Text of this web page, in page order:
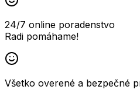
24/7 online poradenstvo
Radi pomáhame!
Všetko overené a bezpečné